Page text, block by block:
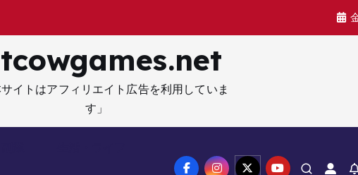
イトはアフィリエイト広告を利用していま
す」